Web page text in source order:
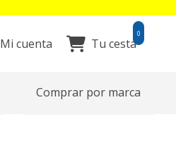
Mi cuenta Tu cesta
0
Comprar por marca